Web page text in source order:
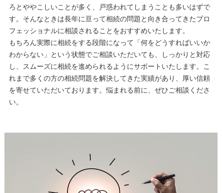
ろとややこしいことが多く、戸惑われてしまうことも多いはずで
す。そんなときは長年に亘って相続の問題と向き合ってきたプロ
フェッショナルに相談されることをおすすめいたします。
もちろん実際に相続をする段階になって「何をどうすればいいか
わからない」という状態でご相談いただいても、しっかりと対応
し、スムーズに相続を進められるようにサポートいたします。こ
れまで多くの方の相続問題を解決してきた実績があり、厚い信頼
を寄せていただいております。悩まれる前に、ぜひご相談くださ
い。